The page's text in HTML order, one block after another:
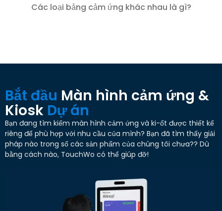
Các loại bảng cảm ứng khác nhau là gì?
Bắt đầu Màn hình cảm ứng &
Kiosk Dự án
Bạn đang tìm kiếm màn hình cảm ứng và ki-ốt được thiết kế
riêng để phù hợp với nhu cầu của mình? Bạn đã tìm thấy giải
pháp nào trong số các sản phẩm của chúng tôi chưa?? Dù
bằng cách nào, TouchWo có thể giúp đỡ!